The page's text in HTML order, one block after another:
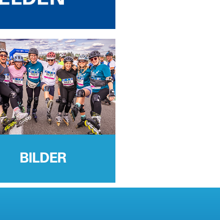
werden. Sie sind
noch mit dem Vornamen der
Last Minute-
benannt sind, erscheinen
Teilnehmenden in der
zur ersten Startzeit aus
Block. Bitte stell dich als
den Läufer/-innen auf. Als
hinter den Walkern auf.
Walker auf der Strecke
es nicht nur um die
um einen gelungenen
Area mit